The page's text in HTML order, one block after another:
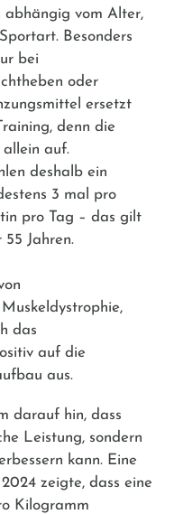
abhängig vom Alter,
Besonders
bei
oder
ersetzt
denn die
allein auf.
deshalb ein
3 mal pro
pro Tag – das gilt
55 Jahren.
das
auf die
aus.
darauf hin, dass
Leistung, sondern
kann. Eine
zeigte, dass eine
Kilogramm